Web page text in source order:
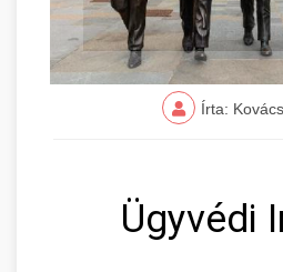
Írta:
Ügyvédi